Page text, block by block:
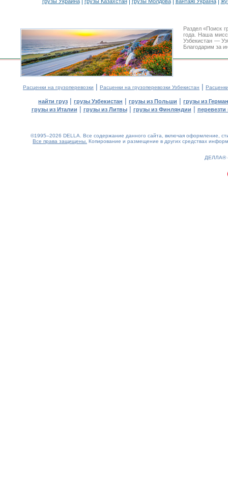
Раздел «Поиск
года. Наша
Узбекистан —
Благодарим за
Расценки на грузоперевозки | Расценки на грузоперевозки Узбекистан |
найти груз | грузы Узбекистан | грузы из Польши | грузы из
грузы из Италии | грузы из Литвы| грузы из Финляндии | перевезти
©1995–2026 DELLA. Все содержание данного сайта, включая оформление,
Все права защищены. Копирование и размещение в других средствах